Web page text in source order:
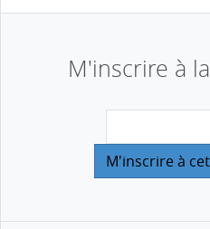
M'inscrire à la